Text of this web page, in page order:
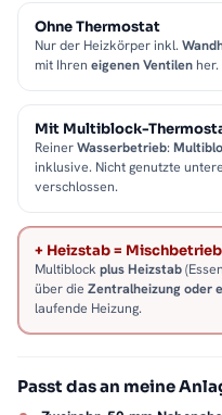
Ohne Thermostat
Nur der Heizkörper inkl.
mit Ihren eigenen Ventilen her.
Mit Multiblock-
ReinerWasserbetrieb:
inklusive. Nicht genutzte
verschlossen.
+ Heizstab = Mischbetrieb
Multiblock plus Heizstab
über die Zentralheizung oder
laufende Heizung.
Passt das an meine